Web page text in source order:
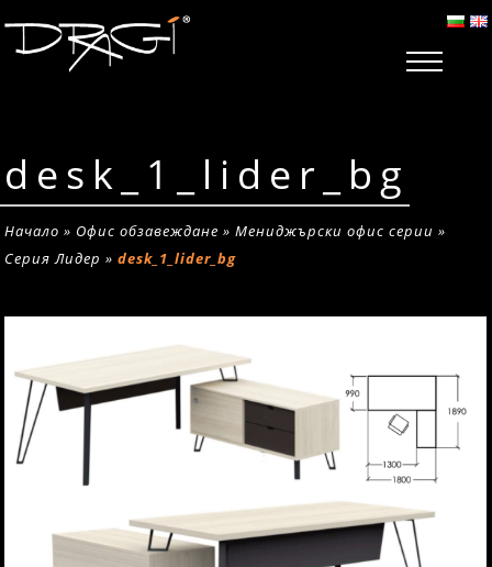
desk_1_lider_bg
Начало » Офис обзавеждане »Мениджърски офис серии »
Серия Лидер »desk_1_lider_bg